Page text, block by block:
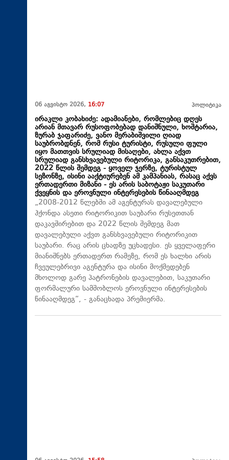
06 აგვისტო 2026, 16:07 პოლიტიკა
ირაკლი კობახიძე: ადამიანები, რომლებიც დღეს
არიან მთავარ რუსოფობებად დანიშნული, ხოშტარია,
ზურაბ ჯაფარიძე, ვანო მერაბიშვილი ღიად
საუბრობდნენ, რომ რუსი ტურისტი, რუსული ფული
იყო მათთვის სრულიად მისაღები, ახლა აქვთ
სრულიად განსხვავებული რიტორიკა, განსაკუთრებით,
2022 წლის შემდეგ - ყოველ ჯერზე, ტურისტულ
სეზონზე, ისინი ააქტიურებენ ამ კამპანიას, რასაც აქვს
ერთადერთი მიზანი - ეს არის საბოტაჟი საკუთარი
ქვეყნის და ეროვნული ინტერესების წინააღმდეგ
„2008-2012 წლებში ამ აგენტურას დავალებული
ჰქონდა ასეთი რიტორიკით საუბარი რუსეთთან
დაკავშირებით და 2022 წლის შემდეგ მათ
დავალებული აქვთ განსხვავებული რიტორიკით
საუბარი. რაც არის ცხადზე უცხადესი. ეს ყველაფერი
მიანიშნებს ერთადერთ რამეზე, რომ ეს ხალხი არის
ჩვეულებრივი აგენტურა და ისინი მოქმედებენ
მხოლოდ გარე პატრონების დავალებით, საკუთარი
ფორმალური სამშობლოს ეროვნული ინტერესების
წინააღმდეგ“, - განაცხადა პრემიერმა.